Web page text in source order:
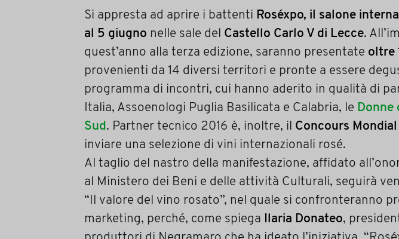
Si appresta ad aprire i battenti Roséxpo, il salone
al 5 giugno nelle sale del Castello Carlo V di Lecce.
quest’anno alla terza edizione, saranno presentate oltre
provenienti da 14 diversi territori e pronte a essere
programma di incontri, cui hanno aderito in qualità di
Italia, Assoenologi Puglia Basilicata e Calabria, le Donne
Sud. Partner tecnico 2016 è, inoltre, il Concours
inviare una selezione di vini internazionali rosé.
Al taglio del nastro della manifestazione, affidato
al Ministero dei Beni e delle attività Culturali, seguirà
“Il valore del vino rosato”, nel quale si confronteranno
marketing, perché, come spiega Ilaria Donateo,